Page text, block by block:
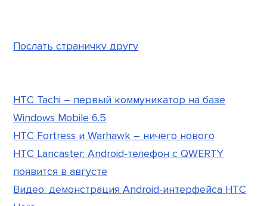
Послать страничку другу
HTC Tachi – первый коммуникатор на базе
Windows Mobile 6.5
HTC Fortress и Warhawk – ничего нового
HTC Lancaster: Android-телефон с QWERTY
появится в августе
Видео: демонстрация Android-интерфейса HTC